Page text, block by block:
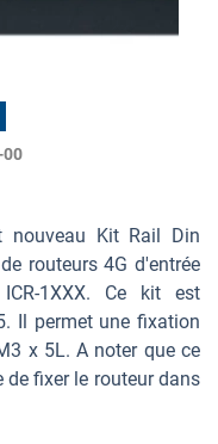
00
nouveau Kit Rail Din
routeurs 4G d'entrée
1XXX. Ce kit est
Il permet une fixation
x 5L. A noter que ce
fixer le routeur dans